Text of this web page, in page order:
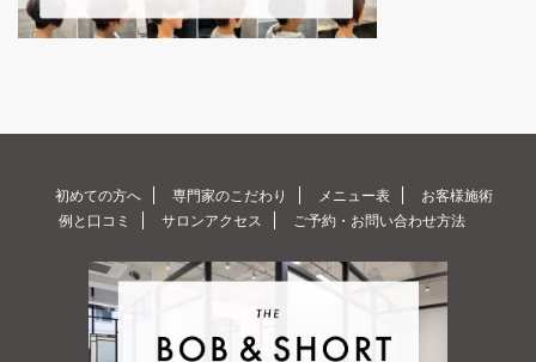
初めての方へ 専門家のこだわり メニュー表
お客様施術
例と口コミ
サロンアクセス ご予約・お問い合わせ方法